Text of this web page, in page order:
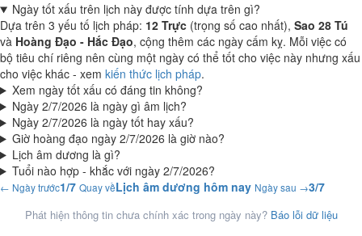
Ngày tốt xấu trên lịch này được tính dựa trên gì?
Dựa trên 3 yếu tố lịch pháp: 12 Trực (trọng số cao nhất), Sao 28 Tú
và Hoàng Đạo - Hắc Đạo, cộng thêm các ngày cấm kỵ. Mỗi việc có
bộ tiêu chí riêng nên cùng một ngày có thể tốt cho việc này nhưng xấu
cho việc khác - xem kiến thức lịch pháp.
Xem ngày tốt xấu có đáng tin không?
Ngày 2/7/2026 là ngày gì âm lịch?
Ngày 2/7/2026 là ngày tốt hay xấu?
Giờ hoàng đạo ngày 2/7/2026 là giờ nào?
Lịch âm dương là gì?
Tuổi nào hợp - khắc với ngày 2/7/2026?
← Ngày trước1/7 Quay vềLịch âm dương hôm nay Ngày sau →3/7
Phát hiện thông tin chưa chính xác trong ngày này? Báo lỗi dữ liệu